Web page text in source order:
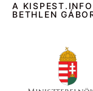
A
BETHLEN